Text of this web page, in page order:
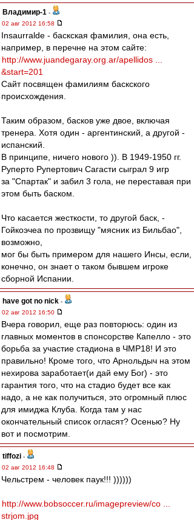
Владимир-1 -
02 авг 2012 16:58
Insaurralde - баскская фамилия, она есть,
например, в перечне на этом сайте:
http://www.juandegaray.org.ar/apellidos ...
&start=201
Сайт посвящен фамилиям баскского
происхождения.
Таким образом, басков уже двое, включая
тренера. Хотя один - аргентинский, а другой -
испанский.
В принципе, ничего нового )). В 1949-1950 гг.
Руперто Рупертович Сагасти сыграл 9 игр
за "Спартак" и забил 3 гола, не переставая при
этом быть баском.
Что касается жесткости, то другой баск, -
Гойкоэчеа по прозвищу "мясник из Бильбао",
возможно,
мог бы быть примером для нашего Инсы, если,
конечно, он знает о таком бывшем игроке
сборной Испании.
have got no nick -
02 авг 2012 16:50
Вчера говорил, еще раз повторюсь: один из
главных моментов в спонсорстве Капелло - это
борьба за участие стадиона в ЧМР18! И это
правильно! Кроме того, что Арнольдыч на этом
нехирова заработает(и дай ему Бог) - это
гарантия того, что на стадио будет все как
надо, а не как получиться, это огромный плюс
для имиджа Клуба. Когда там у нас
окончательный список огласят? Осенью? Ну
вот и посмотрим.
tiffozi -
02 авг 2012 16:48
Чельстрем - человек паук!!! ))))))
http://www.bobsoccer.ru/imagepreview/co ...
strjom.jpg